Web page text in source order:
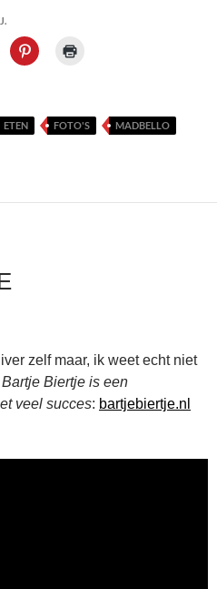
ETEN FOTO'S
MADBELLO
zelf maar, ik weet echt niet
Bartje Biertje is een
veel succes: bartjebiertje.nl